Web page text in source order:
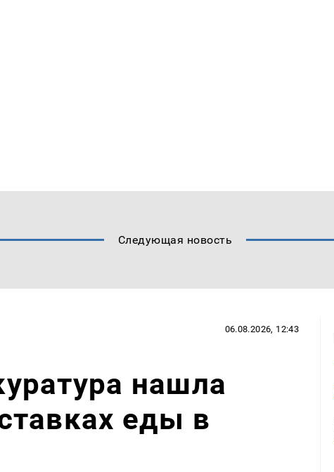
Следующая новость
06.08.2026, 12:43
нашла
еды в